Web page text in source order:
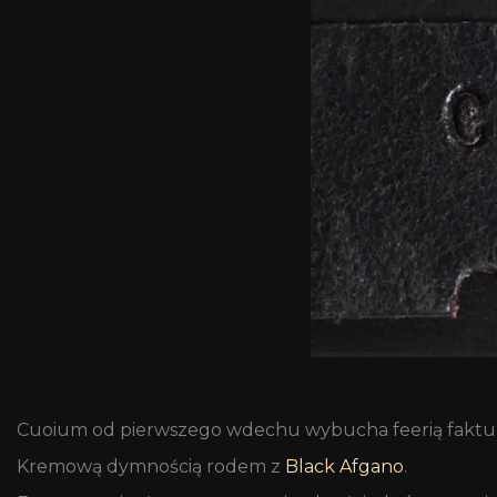
Cuoium od pierwszego wdechu wybucha feerią
Kremową dymnością rodem z Black Afgano.